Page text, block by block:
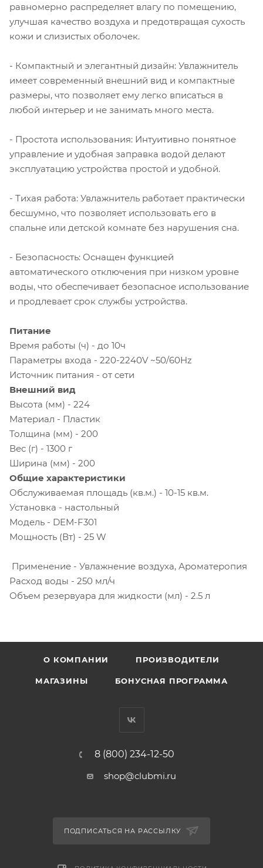
равномерно распределяет влагу по помещению,
улучшая качество воздуха и предотвращая сухость
кожи и слизистых оболочек.
- Компактный и элегантный дизайн: Увлажнитель
имеет современный внешний вид и компактные
размеры, что позволяет ему легко вписаться в
любой интерьер и не занимать много места.
- Простота использования: Интуитивно понятное
управление и удобная заправка водой делают
эксплуатацию устройства простой и удобной.
- Тихая работа: Увлажнитель работает практически
бесшумно, что позволяет использовать его в
спальне или детской комнате без нарушения сна.
- Безопасность: Оснащен функцией
автоматического отключения при низком уровне
воды, что обеспечивает безопасное использование
и продлевает срок службы устройства.
Питание
Время работы (ч) - до 10ч
Параметры входа - 220-2240V ~50/60Hz
Источник питания - от сети
Внешний вид
Высота (мм) - 224
Материал - Пластик
Толщина (мм) - 200
Вес (г) - 1300 г
Ширина (мм) - 200
Общие характеристики
Обслуживаемая площадь (кв.м.) - 10-15 кв.м.
Установка - настольный
Модель - DEM-F301
Мощность (Вт) - 25 W
Применение - Увлажнение воздуха, Ароматеропия
Расход воды - 250 мл/ч
Объем резервуара для жидкости (мл) - 2.5 л
О КОМПАНИИ ПРОИЗВОДИТЕЛИ
МАГАЗИНЫ БОНУСНАЯ ПРОГРАММА
8 (800) 234-12-50
shop@clubmi.ru
ПОДПИСАТЬСЯ НА РАССЫЛКУ